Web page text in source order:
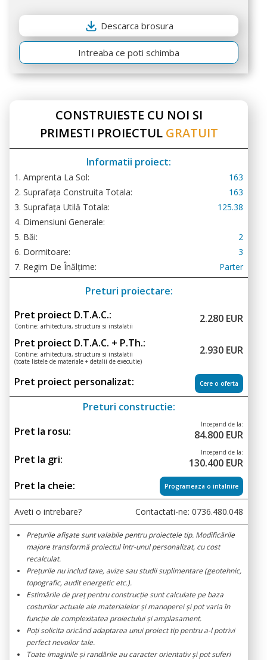
Descarca brosura
Intreaba ce poti schimba
CONSTRUIESTE CU NOI SI
PRIMESTI PROIECTUL GRATUIT
Informatii proiect:
1. Amprenta La Sol:
163
2. Suprafața Construita Totala:
163
3. Suprafața Utilă Totala:
125.38
4. Dimensiuni Generale:
5. Băi:
2
6. Dormitoare:
3
7. Regim De Înălțime:
Parter
Preturi proiectare:
Pret proiect D.T.A.C.:
Contine: arhitectura, structura si instalatii
2.280 EUR
Pret proiect D.T.A.C. + P.Th.:
Contine: arhitectura, structura si instalatii
(toate listele de materiale + detalii de executie)
2.930 EUR
Pret proiect personalizat: Cere o oferta
Preturi constructie:
Pret la rosu:
Incepand de la:
84.800 EUR
Pret la gri:
Incepand de la:
130.400 EUR
Pret la cheie:
Programeaza o intalnire
Aveti o intrebare? Contactati-ne: 0736.480.048
Prețurile afișate sunt valabile pentru proiectele tip. Modificările
majore transformă proiectul într-unul personalizat, cu cost
recalculat.
Prețurile nu includ taxe, avize sau studii suplimentare (geotehnic,
topografic, audit energetic etc.).
Estimările de preț pentru construcție sunt calculate pe baza
costurilor actuale ale materialelor și manoperei și pot varia în
funcție de complexitatea proiectului și amplasament.
Poți solicita oricând adaptarea unui proiect tip pentru a-l potrivi
perfect nevoilor tale.
Toate imaginile și randările au caracter orientativ și pot suferi